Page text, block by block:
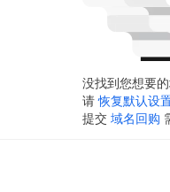
没找到您想要
请 恢复默认设
提交 域名回购